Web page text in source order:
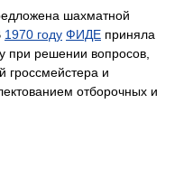
шахматной
1970 году ФИДЕ приняла
при решении вопросов,
гроссмейстера и
отборочных и